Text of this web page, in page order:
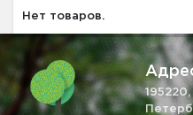
Нет товаров.